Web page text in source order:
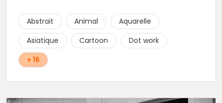
qualité de service à tous les tatoué(e)s. L'intérêt est
de prendre son temps, faire les bons choix, et
toujours se donner à 1000 %. Sans oublier, une
hygiène irréprochable. La bonne humeur, l'échange,
le respect, faire un travail personnalisé et toujours de
qualité, sont les mots d'ordre dans cet atelier. " Si
Abstrait Animal
Aquarelle
Asiatique
Cartoon
Dot work
+ 16